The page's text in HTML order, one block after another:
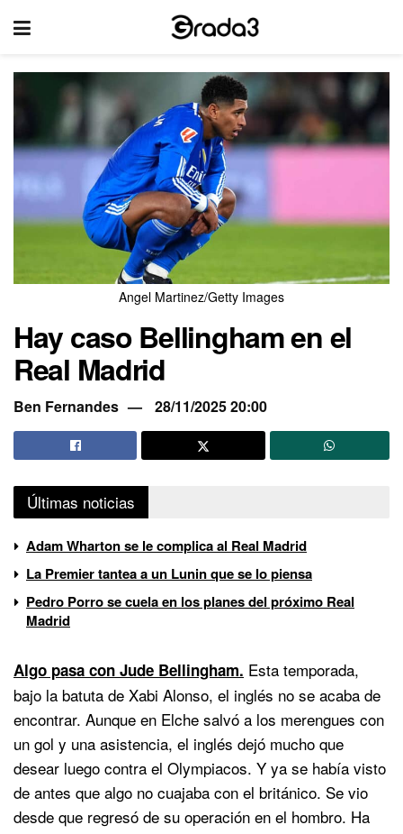
Angel Martinez/Getty Images
Hay caso Bellingham en el
Real Madrid
Ben Fernandes 28/11/2025 20:00
Últimas noticias
Adam Wharton se le complica al Real Madrid
La Premier tantea a un Lunin que se lo piensa
Pedro Porro se cuela en los planes del próximo Real
Madrid
Algo pasa con Jude Bellingham. Esta temporada,
bajo la batuta de Xabi Alonso, el inglés no se acaba de
encontrar. Aunque en Elche salvó a los merengues con
un gol y una asistencia, el inglés dejó mucho que
desear luego contra el Olympiacos. Y ya se había visto
de antes que algo no cuajaba con el británico. Se vio
desde que regresó de su operación en el hombro. Ha